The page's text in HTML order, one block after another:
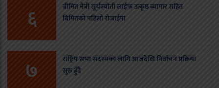
६
बीमित मैत्री सूर्यज्योती लाईफ उत्कृष्ठ ब्यापार सहित
बिमितको पहिलो रोजाईमा
७
राष्ट्रिय सभा सदस्यका लागि आजदेखि निर्वाचन प्रक्रिया
सुरु हुँदै